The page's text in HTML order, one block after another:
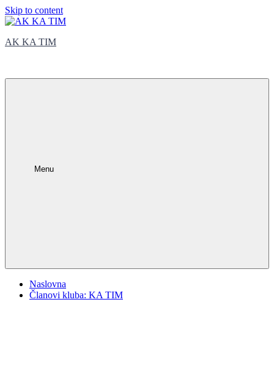
Skip to content
AK KA TIM
Menu
Naslovna
Članovi kluba: KA TIM